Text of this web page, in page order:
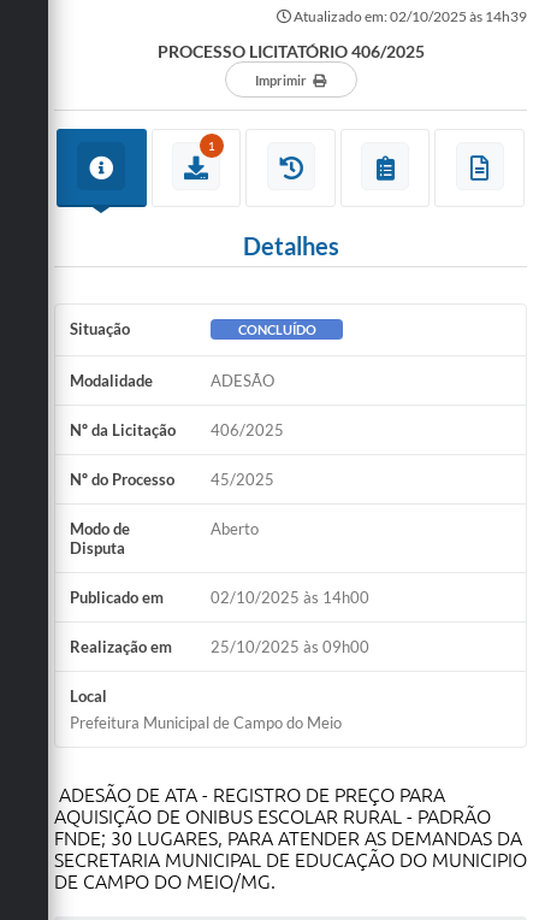
Atualizado em: 02/10/2025 às 14h39
PROCESSO LICITATÓRIO 406/2025
Imprimir
1
Detalhes
Situação CONCLUÍDO
Modalidade ADESÃO
Nº da Licitação 406/2025
Nº do Processo 45/2025
Modo de
Disputa
Aberto
Publicado em 02/10/2025 às 14h00
Realização em 25/10/2025 às 09h00
Local
Prefeitura Municipal de Campo do Meio
ADESÃO DE ATA - REGISTRO DE PREÇO PARA
AQUISIÇÃO DE ONIBUS ESCOLAR RURAL - PADRÃO
FNDE; 30 LUGARES, PARA ATENDER AS DEMANDAS DA
SECRETARIA MUNICIPAL DE EDUCAÇÃO DO MUNICIPIO
DE CAMPO DO MEIO/MG.